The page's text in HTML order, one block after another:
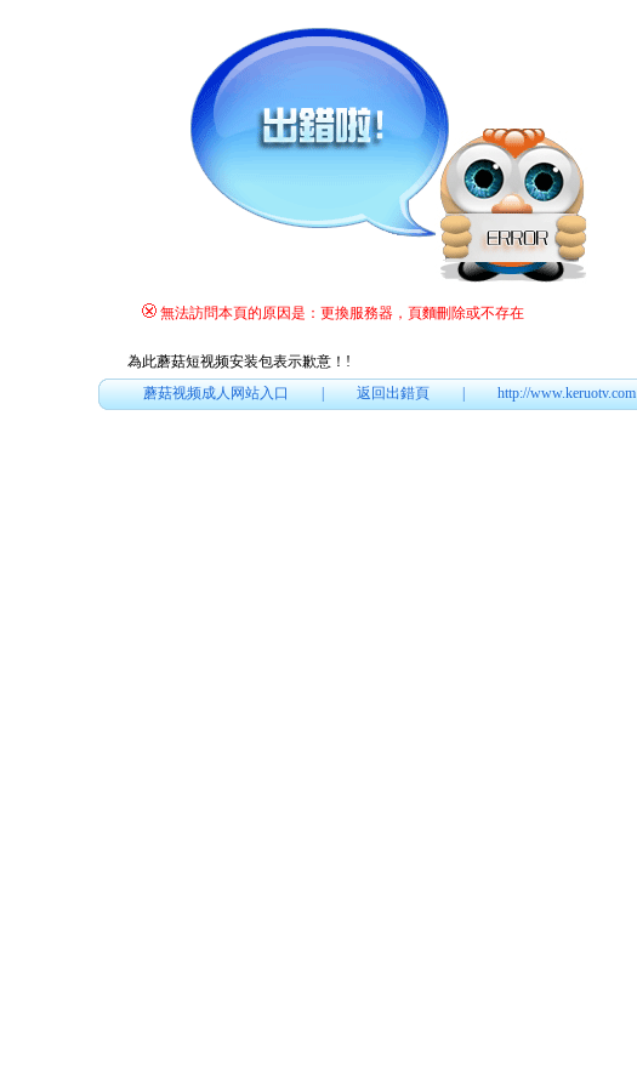
無法訪問本頁的原因是：更換服務器，頁麵刪除或不存在
為此蘑菇短视频安装包表示歉意！ !
蘑菇视频成人网站入口|返回出錯頁|http://www.keruotv.com